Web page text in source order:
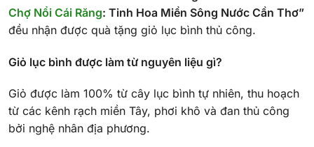
Chợ Nổi Cái Răng: Tinh Hoa Miền Sông Nước Cần Thơ”
đều nhận được quà tặng giỏ lục bình thủ công.
Giỏ lục bình được làm từ nguyên liệu gì?
Giỏ được làm 100% từ cây lục bình tự nhiên, thu hoạch
từ các kênh rạch miền Tây, phơi khô và đan thủ công
bởi nghệ nhân địa phương.